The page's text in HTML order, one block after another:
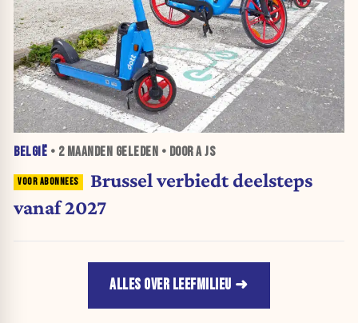
BELGIË • 2 MAANDEN GELEDEN • DOOR A JS
Brussel verbiedt deelsteps
vanaf 2027
ALLES OVER LEEFMILIEU